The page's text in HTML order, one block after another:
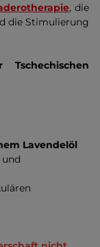
, die
die Stimulierung
Lavendelöl